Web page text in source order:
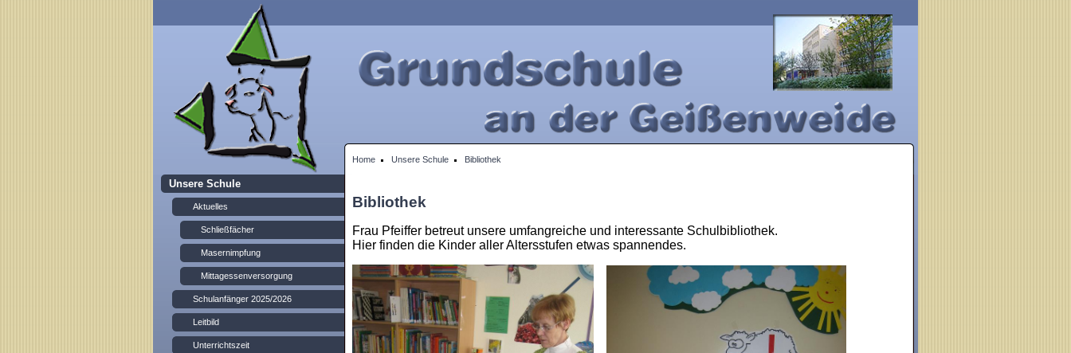
Home Unsere Schule Bibliothek
Unsere Schule
Aktuelles
Schließfächer
Masernimpfung
Mittagessenversorgung
Schulanfänger 2025/2026
Leitbild
Unterrichtszeit
Bibliothek
Frau Pfeiffer betreut unsere umfangreiche und interessante Schulbibliothek.
Hier finden die Kinder aller Altersstufen etwas spannendes.